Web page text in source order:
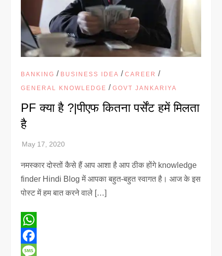
BANKING / BUSINESS IDEA /CAREER /
GENERAL KNOWLEDGE /GOVT JANKARIYA
PF क्या है ?|पीएफ कितना पर्सेंट हमें मिलता
है
नमस्कार दोस्तों कैसे हैं आप आशा है आप ठीक होंगे knowledge
finder Hindi Blog में आपका बहुत-बहुत स्वागत है। आज के इस
पोस्ट में हम बात करने वाले […]
WhatsApp
Facebook